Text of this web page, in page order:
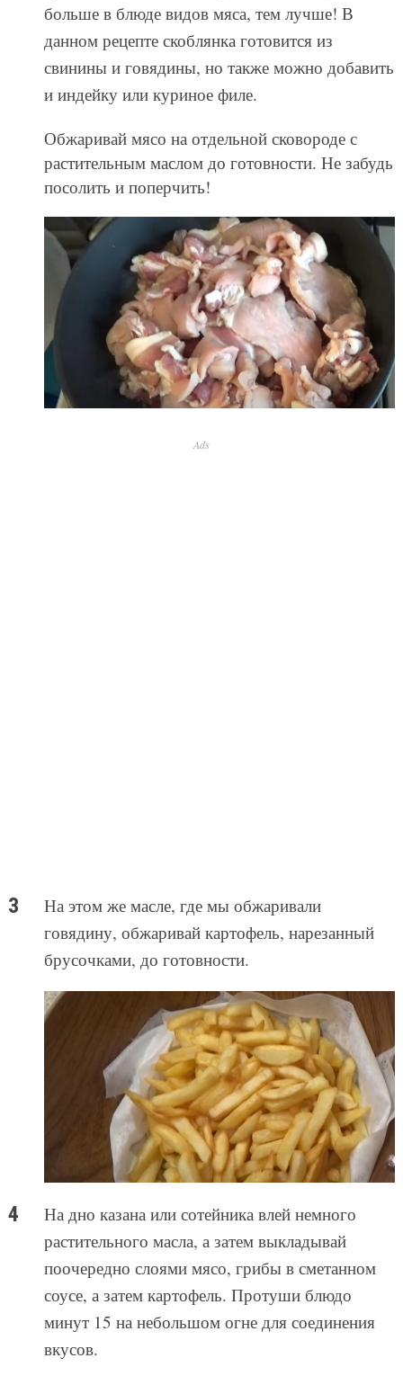
больше в блюде видов мяса, тем лучше! В
данном рецепте скоблянка готовится из
свинины и говядины, но также можно добавить
и индейку или куриное филе.
Обжаривай мясо на отдельной сковороде с
растительным маслом до готовности. Не забудь
посолить и поперчить!
Ads
На этом же масле, где мы обжаривали
говядину, обжаривай картофель, нарезанный
брусочками, до готовности.
На дно казана или сотейника влей немного
растительного масла, а затем выкладывай
поочередно слоями мясо, грибы в сметанном
соусе, а затем картофель. Протуши блюдо
минут 15 на небольшом огне для соединения
вкусов.